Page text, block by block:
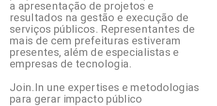
a apresentação de projetos e
resultados na gestão e execução de
serviços públicos. Representantes de
mais de cem prefeituras estiveram
presentes, além de especialistas e
empresas de tecnologia.
Join.In une expertises e metodologias
para gerar impacto público